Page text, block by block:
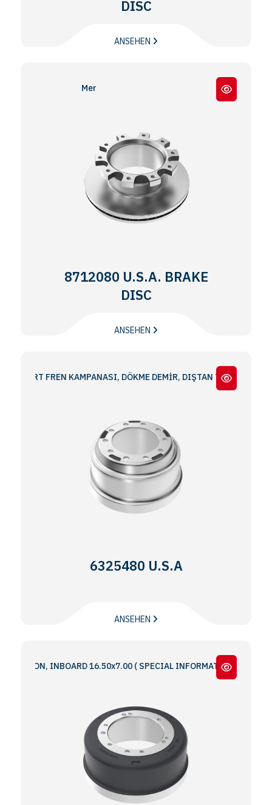
DISC
ANSEHEN
Meritor® EX225
8712080 U.S.A. BRAKE
DISC
ANSEHEN
FREN KAMPANASI, DÖKME DEMİR, DIŞTAN TAKMA
6325480 U.S.A
ANSEHEN
IRON, INBOARD 16.50x7.00 ( SPECIAL INFORMATION : 5 & 6 BOLT